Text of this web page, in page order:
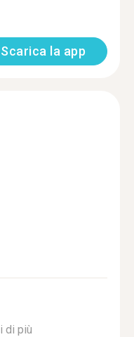
Scarica la app
di più